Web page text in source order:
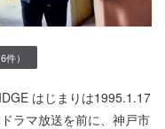
）
はじまりは1995.1.17
ラマ放送を前に、神戸市